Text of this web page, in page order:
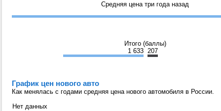
Средняя цена три года назад
Итого (баллы)
1 633 207
График цен нового авто
Как менялась с годами средняя цена нового автомобиля в России.
Нет данных